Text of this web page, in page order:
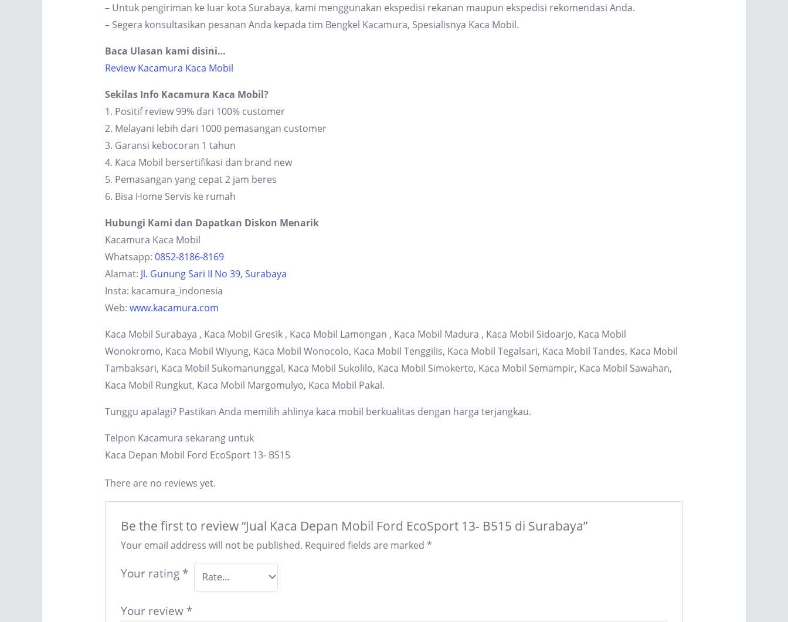
– Untuk pengiriman ke luar kota Surabaya, kami menggunakan ekspedisi rekanan maupun ekspedisi rekomendasi Anda.
– Segera konsultasikan pesanan Anda kepada tim Bengkel Kacamura, Spesialisnya Kaca Mobil.
Baca Ulasan kami disini…
Review Kacamura Kaca Mobil
Sekilas Info Kacamura Kaca Mobil?
1. Positif review 99% dari 100% customer
2. Melayani lebih dari 1000 pemasangan customer
3. Garansi kebocoran 1 tahun
4. Kaca Mobil bersertifikasi dan brand new
5. Pemasangan yang cepat 2 jam beres
6. Bisa Home Servis ke rumah
Hubungi Kami dan Dapatkan Diskon Menarik
Kacamura Kaca Mobil
Whatsapp: 0852-8186-8169
Alamat: Jl. Gunung Sari II No 39, Surabaya
Insta: kacamura_indonesia
Web: www.kacamura.com
Kaca Mobil Surabaya , Kaca Mobil Gresik , Kaca Mobil Lamongan , Kaca Mobil Madura , Kaca Mobil Sidoarjo, Kaca Mobil
Wonokromo, Kaca Mobil Wiyung, Kaca Mobil Wonocolo, Kaca Mobil Tenggilis, Kaca Mobil Tegalsari, Kaca Mobil Tandes, Kaca Mobil
Tambaksari, Kaca Mobil Sukomanunggal, Kaca Mobil Sukolilo, Kaca Mobil Simokerto, Kaca Mobil Semampir, Kaca Mobil Sawahan,
Kaca Mobil Rungkut, Kaca Mobil Margomulyo, Kaca Mobil Pakal.
Tunggu apalagi? Pastikan Anda memilih ahlinya kaca mobil berkualitas dengan harga terjangkau.
Telpon Kacamura sekarang untuk
Kaca Depan Mobil Ford EcoSport 13- B515
There are no reviews yet.
Be the first to review “Jual Kaca Depan Mobil Ford EcoSport 13- B515 di Surabaya”
Your email address will not be published. Required fields are marked *
Your rating *
Your review *